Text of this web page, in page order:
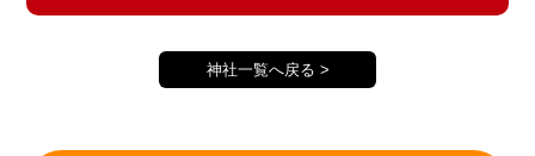
神社一覧へ戻る >